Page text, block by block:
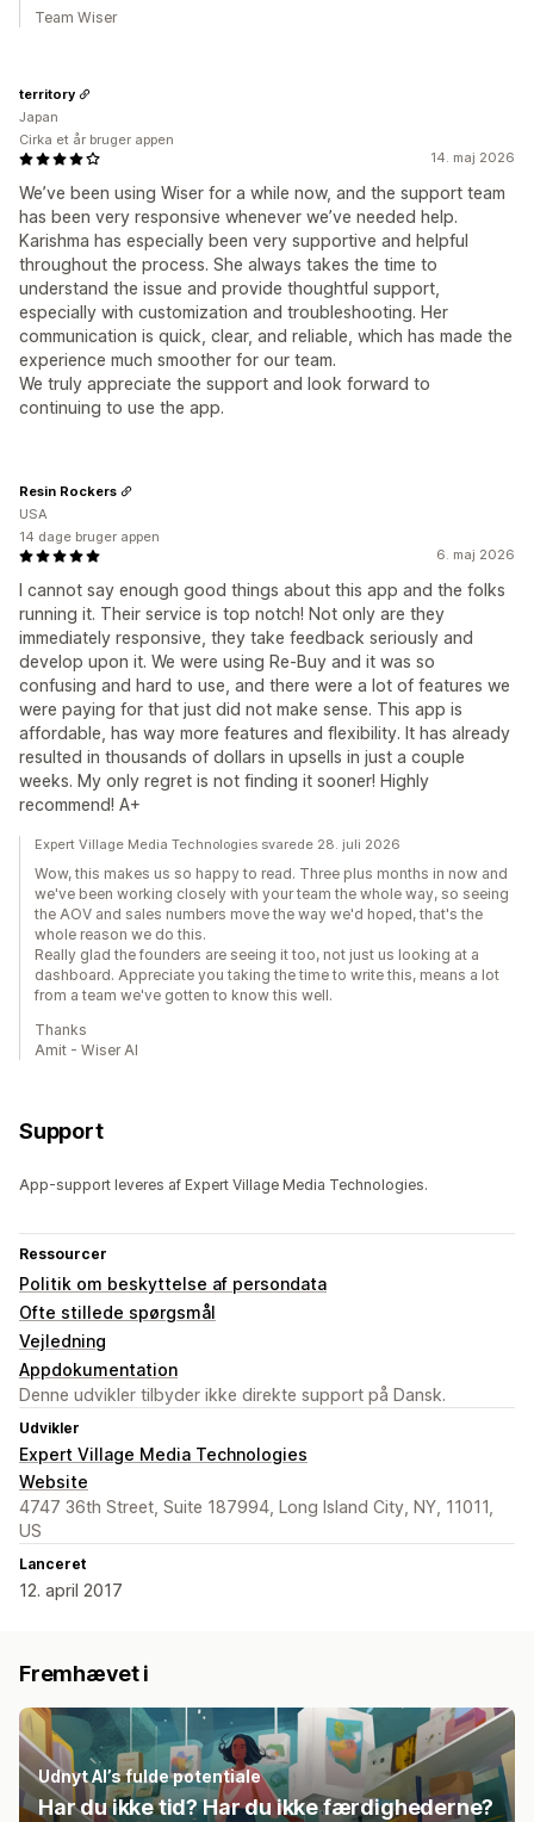
Team Wiser
14. maj 2026
We’ve been using Wiser for a while now, and the support team
has been very responsive whenever we’ve needed help.
Karishma has especially been very supportive and helpful
throughout the process. She always takes the time to
understand the issue and provide thoughtful support,
especially with customization and troubleshooting. Her
communication is quick, clear, and reliable, which has made the
experience much smoother for our team.
We truly appreciate the support and look forward to
continuing to use the app.
territory
Japan
Cirka et år bruger appen
6. maj 2026
I cannot say enough good things about this app and the folks
running it. Their service is top notch! Not only are they
immediately responsive, they take feedback seriously and
develop upon it. We were using Re-Buy and it was so
confusing and hard to use, and there were a lot of features we
were paying for that just did not make sense. This app is
affordable, has way more features and flexibility. It has already
resulted in thousands of dollars in upsells in just a couple
weeks. My only regret is not finding it sooner! Highly
recommend! A+
Resin Rockers
USA
14 dage bruger appen
Expert Village Media Technologies svarede 28. juli 2026
Wow, this makes us so happy to read. Three plus months in now and
we've been working closely with your team the whole way, so seeing
the AOV and sales numbers move the way we'd hoped, that's the
whole reason we do this.
Really glad the founders are seeing it too, not just us looking at a
dashboard. Appreciate you taking the time to write this, means a lot
from a team we've gotten to know this well.
Thanks
Amit - Wiser AI
Support
App-support leveres af Expert Village Media Technologies.
Ressourcer
Politik om beskyttelse af persondata
Ofte stillede spørgsmål
Vejledning
Appdokumentation
Denne udvikler tilbyder ikke direkte support på Dansk.
Udvikler
Expert Village Media Technologies
Website
4747 36th Street, Suite 187994, Long Island City, NY, 11011,
US
Lanceret
12. april 2017
Fremhævet i
Udnyt AI’s fulde potentiale
Har du ikke tid? Har du ikke færdighederne?